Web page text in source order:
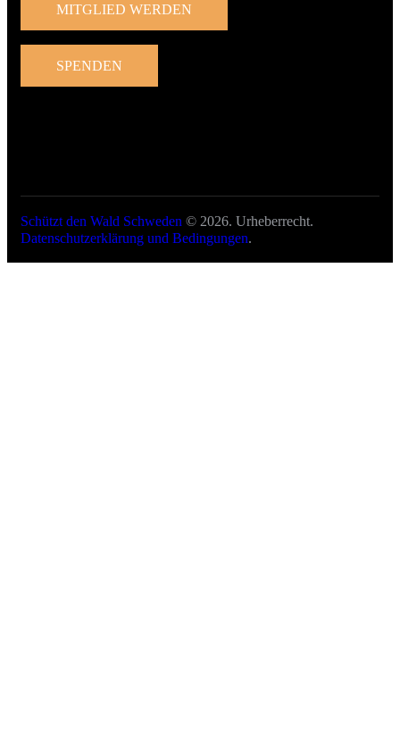
MITGLIED WERDEN
SPENDEN
Schützt den Wald Schweden © 2026. Urheberrecht.
Datenschutzerklärung und Bedingungen.